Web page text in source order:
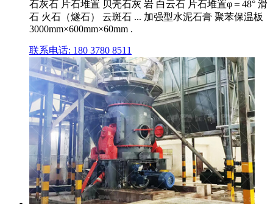
石灰石 片石堆置 贝壳石灰 岩 白云石 片石堆置φ＝48° 滑
石 火石（燧石） 云斑石 ... 加强型水泥石膏 聚苯保温板
3000mm×600mm×60mm .
联系电话: 180 3780 8511